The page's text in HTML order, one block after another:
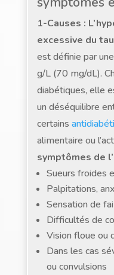
1-Causes :
excessive du
est définie par
g/L (70 mg/dL).
diabétiques, elle
un déséquilibre
certains
alimentaire ou
symptômes de
Sueurs froides
Palpitations,
Sensation de
Difficultés de
Vision floue ou
Dans les cas
ou convulsions